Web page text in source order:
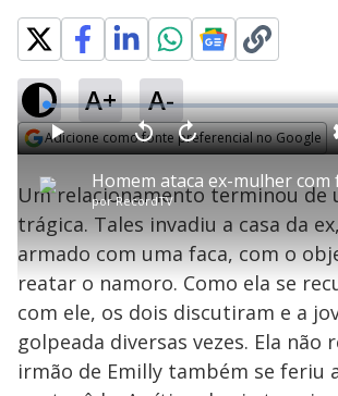
A+ A-
Adicione como fonte preferencial no Google
P
l
a
porRecordTV
P V
t
a
r
e
g
n
d
s
A
n
ç
a
1
u
n
d
s
L
o
a
d
e
:
2
.
9
%
Um relacionamento terminou de
trágica. Tales invadiu a casa da
armado com uma faca, com o
reatar o namoro. Como ela se
com ele, os dois discutiram e a
golpeada diversas vezes. Ela não
irmão de Emilly também se feriu